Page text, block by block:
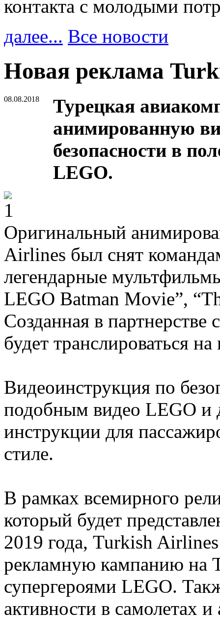
контакта с молодыми
далее... Все новости
Новая реклама
08.08.2018
Турецкая
анимированную
безопасности в
LEGO.
Оригинальный
Airlines был снят
легендарные
LEGO Batman Movie”,
Созданная в партнерстве
будет транслироваться
Видеоинструкция по
подобным видео LEGO и
инструкции для
стиле.
В рамках всемирного
который будет
2019 года, Turkish
рекламную кампанию на
супергероями LEGO.
активности в самолетах и